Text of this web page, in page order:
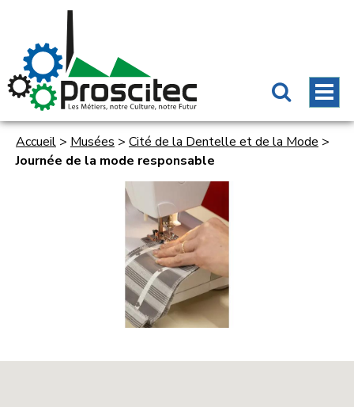
Accueil > Musées > Cité de la Dentelle et de la Mode >
Journée de la mode responsable